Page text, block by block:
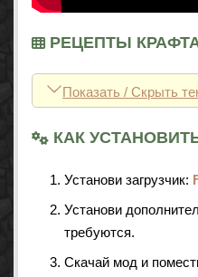
РЕЦЕПТЫ
Показать / Скрыть
КАК
Установи загрузчик:
Установи
требуются.
Скачай мод и